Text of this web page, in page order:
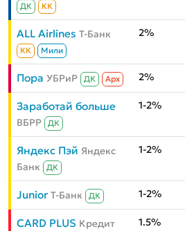
ДК КК
ALL Airlines Т-Банк
КК Мили
2%
Пора УБРиР ДК Aрх 2%
Заработай больше
ВБРР ДК
1-2%
Яндекс Пэй Яндекс
Банк
ДК
1-2%
Junior Т-Банк ДК 1-2%
CARD PLUS Кредит
1.5%